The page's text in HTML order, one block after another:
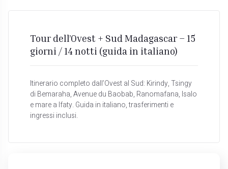
Tour dell’Ovest + Sud Madagascar – 15
giorni / 14 notti (guida in italiano)
Itinerario completo dall’Ovest al Sud: Kirindy, Tsingy
di Bemaraha, Avenue du Baobab, Ranomafana, Isalo
e mare a Ifaty. Guida in italiano, trasferimenti e
ingressi inclusi.